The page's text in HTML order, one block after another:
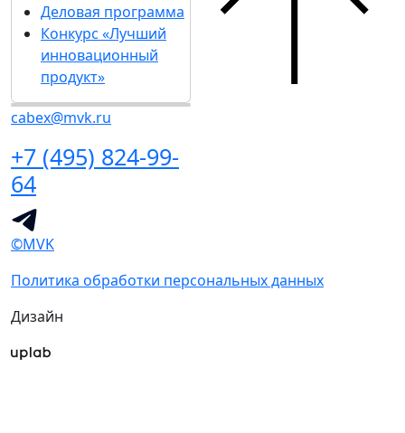
Деловая программа
Конкурс «Лучший
инновационный
продукт»
cabex@mvk.ru
+7 (495) 824-99-
64
©MVK
Политика обработки персональных данных
Дизайн